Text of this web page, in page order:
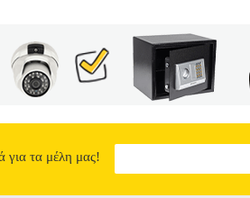
για τα μέλη μας!